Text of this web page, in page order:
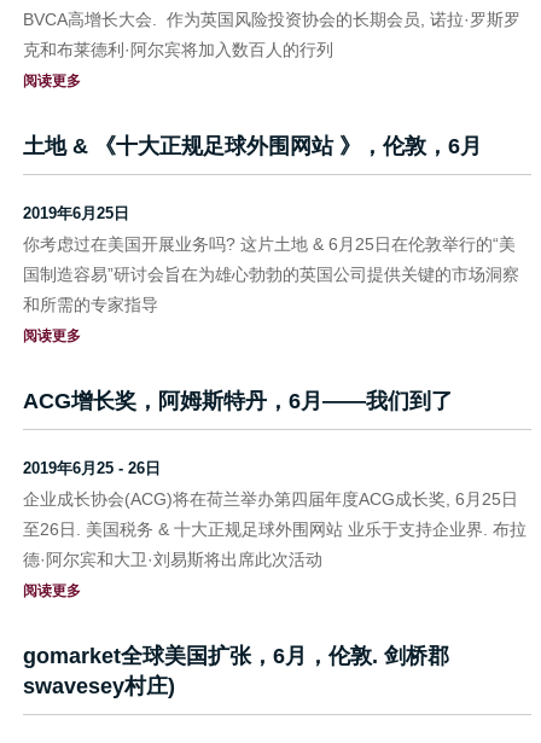
BVCA高增长大会. 作为英国风险投资协会的长期会员, 诺拉·罗斯罗
克和布莱德利·阿尔宾将加入数百人的行列
阅读更多
土地 & 《十大正规足球外围网站 》，伦敦，6月
2019年6月25日
你考虑过在美国开展业务吗? 这片土地 & 6月25日在伦敦举行的“美
国制造容易”研讨会旨在为雄心勃勃的英国公司提供关键的市场洞察
和所需的专家指导
阅读更多
ACG增长奖，阿姆斯特丹，6月——我们到了
2019年6月25 - 26日
企业成长协会(ACG)将在荷兰举办第四届年度ACG成长奖, 6月25日
至26日. 美国税务 & 十大正规足球外围网站 业乐于支持企业界. 布拉
德·阿尔宾和大卫·刘易斯将出席此次活动
阅读更多
gomarket全球美国扩张，6月，伦敦. 剑桥郡
swavesey村庄)